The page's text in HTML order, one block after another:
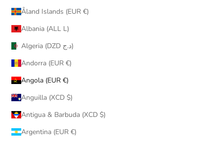
Åland Islands (EUR €)
Albania (ALL L)
Algeria (DZD د.ج)
Andorra (EUR €)
Angola (EUR €)
Anguilla (XCD $)
Antigua & Barbuda (XCD $)
Argentina (EUR €)